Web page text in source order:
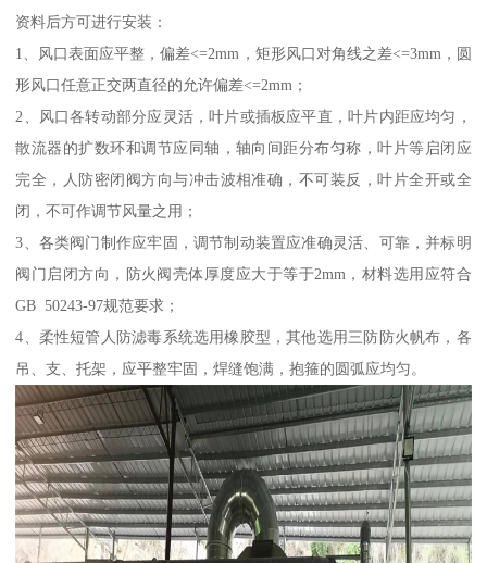
资料后方可进行安装：
1、风口表面应平整，偏差<=2mm，矩形风口对角线之差<=3mm，圆
形风口任意正交两直径的允许偏差<=2mm；
2、风口各转动部分应灵活，叶片或插板应平直，叶片内距应均匀，
散流器的扩数环和调节应同轴，轴向间距分布匀称，叶片等启闭应
完全，人防密闭阀方向与冲击波相准确，不可装反，叶片全开或全
闭，不可作调节风量之用；
3、各类阀门制作应牢固，调节制动装置应准确灵活、可靠，并标明
阀门启闭方向，防火阀壳体厚度应大于等于2mm，材料选用应符合
GB 50243-97规范要求；
4、柔性短管人防滤毒系统选用橡胶型，其他选用三防防火帆布，各
吊、支、托架，应平整牢固，焊缝饱满，抱箍的圆弧应均匀。